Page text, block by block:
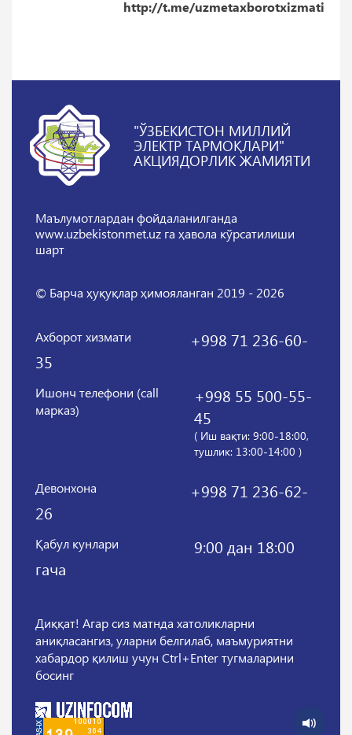
http://t.me/uzmetaxborotxizmati
"ЎЗБЕКИСТОН МИЛЛИЙ
ЭЛЕКТР ТАРМОҚЛАРИ"
АКЦИЯДОРЛИК ЖАМИЯТИ
Маълумотлардан фойдаланилганда
www.uzbekistonmet.uz га ҳавола кўрсатилиши
шарт
© Барча ҳуқуқлар ҳимояланган 2019 - 2026
Ахборот хизмати
+998 71 236-60-
35
Ишонч телефони (call
марказ)
+998 55 500-55-
45
( Иш вақти: 9:00-18:00,
тушлик: 13:00-14:00 )
Девонхона
+998 71 236-62-
26
Қабул кунлари
9:00 дан 18:00
гача
Диққат! Агар сиз матнда хатоликларни
аниқласангиз, уларни белгилаб, маъмуриятни
хабардор қилиш учун Ctrl+Enter тугмаларини
босинг